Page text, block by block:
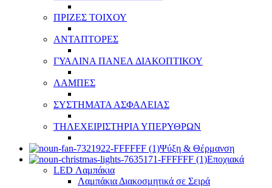
ΠΡΙΖΕΣ ΤΟΙΧΟΥ
ΑΝΤΑΠΤΟΡΕΣ
ΓΥΑΛΙΝΑ ΠΑΝΕΛ ΔΙΑΚΟΠΤΙΚΟΥ
ΛΑΜΠΕΣ
ΣΥΣΤΗΜΑΤΑ ΑΣΦΑΛΕΙΑΣ
ΤΗΛΕΧΕΙΡΙΣΤΗΡΙΑ ΥΠΕΡΥΘΡΩΝ
Ψύξη & Θέρμανση
Εποχιακά
LED Λαμπάκια
Λαμπάκια Διακοσμητικά σε Σειρά